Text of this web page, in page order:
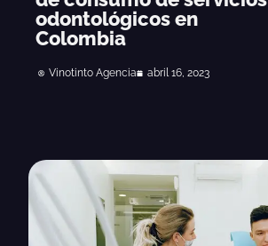
odontológicos en
Colombia
Vinotinto Agencia abril 16, 2023